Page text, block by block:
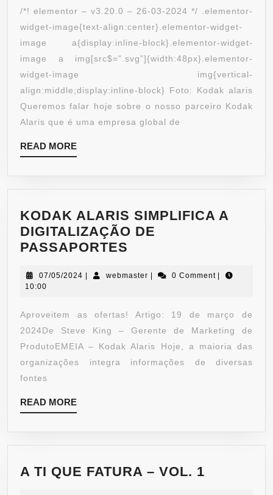
/*! elementor – v3.20.0 – 26-03-2024 */ .elementor-
widget-image{text-align:center}.elementor-widget-
image a{display:inline-block}.elementor-widget-
image a img[src$=”.svg”]{width:48px}.elementor-
widget-image img{vertical-
align:middle;display:inline-block} Foto: Kodak alaris
Queremos falar hoje sobre o nosso parceiro Kodak
Alaris que é uma empresa global de
READ MORE
KODAK ALARIS SIMPLIFICA A
DIGITALIZAÇÃO DE
PASSAPORTES
07/05/2024 webmaster 0 Comment
10:00
Aproveitem as ofertas! Artigo: 19 de março de
2024De Steve King – Gerente de Marketing de
ProdutoEMEIA – Kodak Alaris Hoje, a maioria das
organizações integra informações de diversas
fontes
READ MORE
A TI QUE FATURA – VOL. 1